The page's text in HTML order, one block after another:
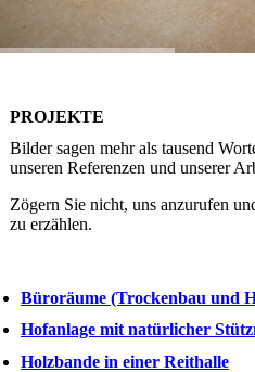
PROJEKTE
Bilder sagen mehr als tausend
unseren Referenzen und unserer
Zögern Sie nicht, uns anzurufen
zu erzählen.
Büroräume (Trockenbau und
Hofanlage mit natürlicher
Holzbande in einer Reithalle